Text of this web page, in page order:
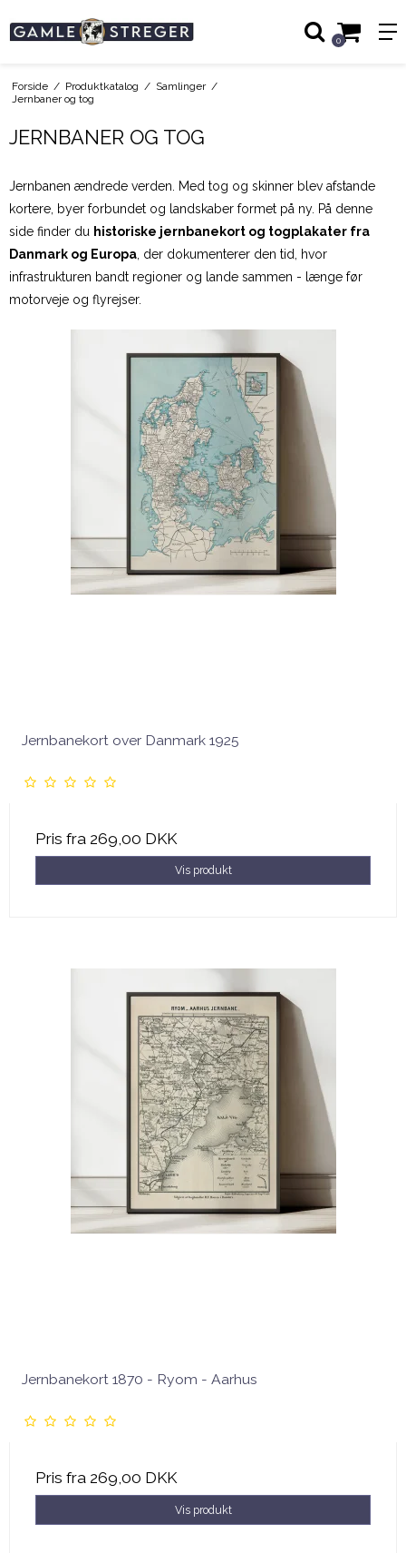
0
Forside / Produktkatalog / Samlinger /
Jernbaner og tog
JERNBANER OG TOG
Jernbanen ændrede verden. Med tog og skinner blev afstande
kortere, byer forbundet og landskaber formet på ny. På denne
side finder du historiske jernbanekort og togplakater fra
Danmark og Europa , der dokumenterer den tid, hvor
infrastrukturen bandt regioner og lande sammen - længe før
motorveje og flyrejser.
Jernbanekort over Danmark 1925
Pris fra 269,00 DKK
Vis produkt
Jernbanekort 1870 - Ryom - Aarhus
Pris fra 269,00 DKK
Vis produkt